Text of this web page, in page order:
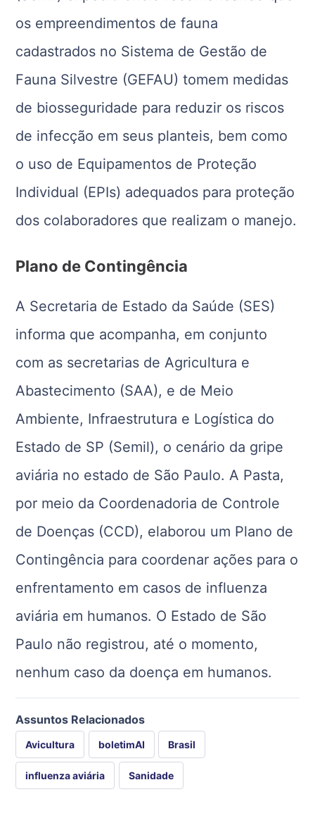
os empreendimentos de fauna
cadastrados no Sistema de Gestão de
Fauna Silvestre (GEFAU) tomem medidas
de biosseguridade para reduzir os riscos
de infecção em seus planteis, bem como
o uso de Equipamentos de Proteção
Individual (EPIs) adequados para proteção
dos colaboradores que realizam o manejo.
Plano de Contingência
A Secretaria de Estado da Saúde (SES)
informa que acompanha, em conjunto
com as secretarias de Agricultura e
Abastecimento (SAA), e de Meio
Ambiente, Infraestrutura e Logística do
Estado de SP (Semil), o cenário da gripe
aviária no estado de São Paulo. A Pasta,
por meio da Coordenadoria de Controle
de Doenças (CCD), elaborou um Plano de
Contingência para coordenar ações para o
enfrentamento em casos de influenza
aviária em humanos. O Estado de São
Paulo não registrou, até o momento,
nenhum caso da doença em humanos.
Assuntos Relacionados
Avicultura boletimAI Brasil
influenza aviária Sanidade